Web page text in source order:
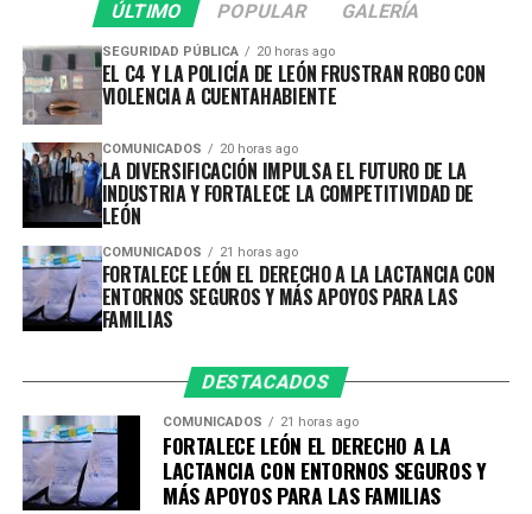
termo. Además de, material informativo con
recomendaciones para favorecer una lactancia exitosa y
fortalecer el acompañamiento familiar.
Con acciones que fortalecen la primera infancia y
colocan a las personas en el centro de las decisiones, el
Gobierno Municipal continúa impulsando políticas
públicas que generan entornos más seguros, incluyentes
y favorables para que niñas, niños y sus familias tengan
un mejor comienzo de vida.
Las y los integrantes del Consejo coincidieron en que en
esta nueva etapa se consolidará la conservación de la
vida silvestre de los 1 mil 661 ejemplares de 190 especies
existentes, la educación ambiental y el desarrollo del
Parque Zoológico de León como un espacio de
aprendizaje, recreación y convivencia para las familias.
El Parque Zoológico de León refrenda su compromiso de
continuar trabajando con responsabilidad,
profesionalismo y apego a la normatividad,
promoviendo una comunicación abierta y oportuna con
la ciudadanía.
ÚLTIMO POPULAR GALERÍA
SEGURIDAD PÚBLICA 20 horas ago
EL C4 Y LA POLICÍA DE LEÓN FRUSTRAN ROBO CON
VIOLENCIA A CUENTAHABIENTE
COMUNICADOS 20 horas ago
LA DIVERSIFICACIÓN IMPULSA EL FUTURO DE LA
INDUSTRIA Y FORTALECE LA COMPETITIVIDAD DE
LEÓN
COMUNICADOS 21 horas ago
FORTALECE LEÓN EL DERECHO A LA LACTANCIA CON
ENTORNOS SEGUROS Y MÁS APOYOS PARA LAS
FAMILIAS
DESTACADOS
COMUNICADOS 21 horas ago
FORTALECE LEÓN EL DERECHO A LA
LACTANCIA CON ENTORNOS SEGUROS Y
MÁS APOYOS PARA LAS FAMILIAS